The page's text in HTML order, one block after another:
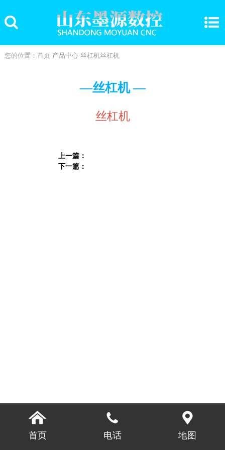
您的位置： 首页-产品中心-丝杠机丝杠机
—丝杠机 —
丝杠机
上一篇：
下一篇：
首页 电话 地图